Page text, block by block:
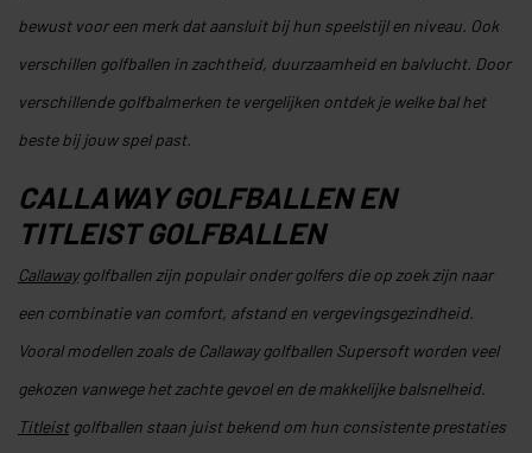
bewust voor een merk dat aansluit bij hun speelstijl en niveau. Ook
verschillen golfballen in zachtheid, duurzaamheid en balvlucht. Door
verschillende golfbalmerken te vergelijken ontdek je welke bal het
beste bij jouw spel past.
CALLAWAY GOLFBALLEN EN
TITLEIST GOLFBALLEN
Callawaygolfballen zijn populair onder golfers die op zoek zijn naar
een combinatie van comfort, afstand en vergevingsgezindheid.
Vooral modellen zoals de Callaway golfballen Supersoft worden veel
gekozen vanwege het zachte gevoel en de makkelijke balsnelheid.
Titleistgolfballen staan juist bekend om hun consistente prestaties